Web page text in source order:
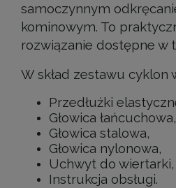
samoczynnym
kominowym. To
rozwiązanie dostępne w
W skład zestawu cyklon
Przedłużki
Głowica łańcuchowa,
Głowica stalowa,
Głowica nylonowa,
Uchwyt do wiertarki,
Instrukcja obsługi.